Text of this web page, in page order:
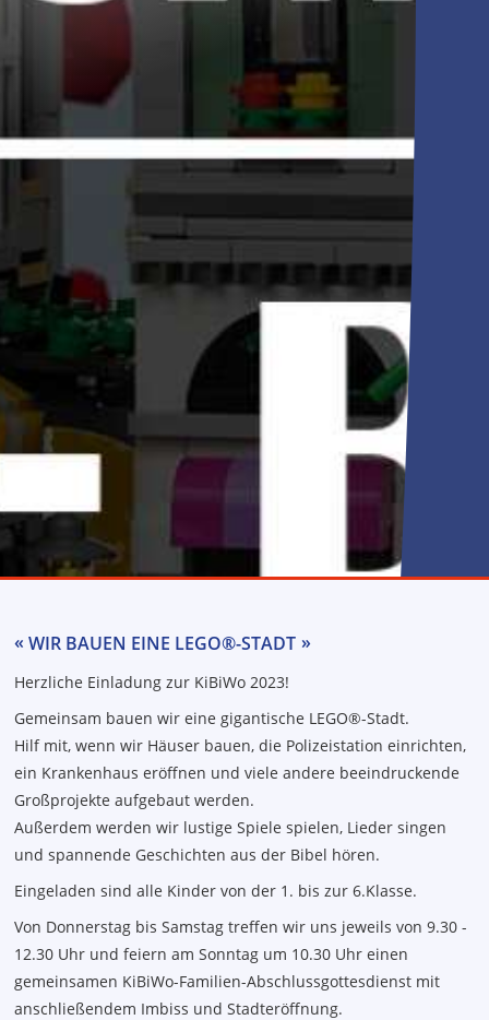
WIR BAUEN EINE LEGO®-STADT
Herzliche Einladung zur KiBiWo 2023!
Gemeinsam bauen wir eine gigantische LEGO®-Stadt.
Hilf mit, wenn wir Häuser bauen, die Polizeistation einrichten,
ein Krankenhaus eröffnen und viele andere beeindruckende
Großprojekte aufgebaut werden.
Außerdem werden wir lustige Spiele spielen, Lieder singen
und spannende Geschichten aus der Bibel hören.
Eingeladen sind alle Kinder von der 1. bis zur 6.Klasse.
Von Donnerstag bis Samstag treffen wir uns jeweils von 9.30 -
12.30 Uhr und feiern am Sonntag um 10.30 Uhr einen
gemeinsamen KiBiWo-Familien-Abschlussgottesdienst mit
anschließendem Imbiss und Stadteröffnung.